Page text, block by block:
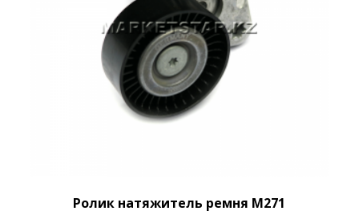
Ролик натяжитель ремня M271